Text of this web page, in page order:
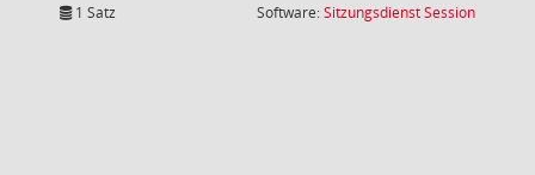
1 Satz Software:SitzungsdienstSession(Wird in